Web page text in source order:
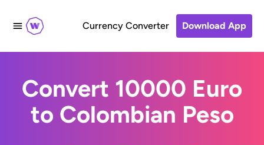
Currency Converter Download App
Convert 10000 Euro
to Colombian Peso